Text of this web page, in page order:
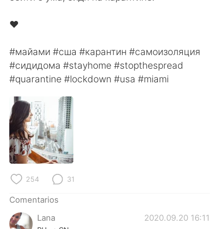
❤️⠀
#майами #сша #карантин #самоизоляция
#сидидома #stayhome #stopthespread
#quarantine #lockdown #usa #miami
254 31
Comentarios
Lana
2020.09.20 16:11